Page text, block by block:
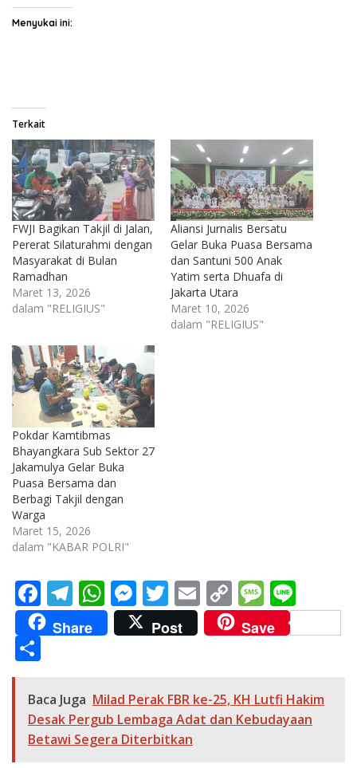
Menyukai ini:
Terkait
FWJI Bagikan Takjil di Jalan,
Pererat Silaturahmi dengan
Masyarakat di Bulan
Ramadhan
Maret 13, 2026
dalam "RELIGIUS"
Aliansi Jurnalis Bersatu
Gelar Buka Puasa Bersama
dan Santuni 500 Anak
Yatim serta Dhuafa di
Jakarta Utara
Maret 10, 2026
dalam "RELIGIUS"
Pokdar Kamtibmas
Bhayangkara Sub Sektor 27
Jakamulya Gelar Buka
Puasa Bersama dan
Berbagi Takjil dengan
Warga
Maret 15, 2026
dalam "KABAR POLRI"
F
ac
e
o
o
k
T
el
e
a
m
W
h
at
A
p
p
M
e
ss
n
g
er
T
w
itt
E
m
ai
C
o
p
Li
n
M
e
ss
g
e
n
e
Share Post Save
ar
e
Baca Juga Milad Perak FBR ke-25, KH Lutfi Hakim
Desak Pergub Lembaga Adat dan Kebudayaan
Betawi Segera Diterbitkan